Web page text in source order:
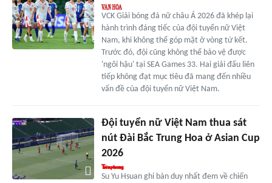
VCK Giải bóng đá nữ châu Á 2026 đã khép lại
hành trình đáng tiếc của đội tuyển nữ Việt
Nam, khi không thể góp mặt ở vòng tứ kết.
Trước đó, đội cũng không thể bảo vệ được
'ngôi hậu' tại SEA Games 33. Hai giải đấu liên
tiếp không đạt mục tiêu đã mang đến nhiều
vấn đề của đội tuyển nữ Việt Nam.
Đội tuyển nữ Việt Nam thua sát
nút Đài Bắc Trung Hoa ở Asian Cup
2026
Su Yu Hsuan ghi bàn duy nhất đem về chiến